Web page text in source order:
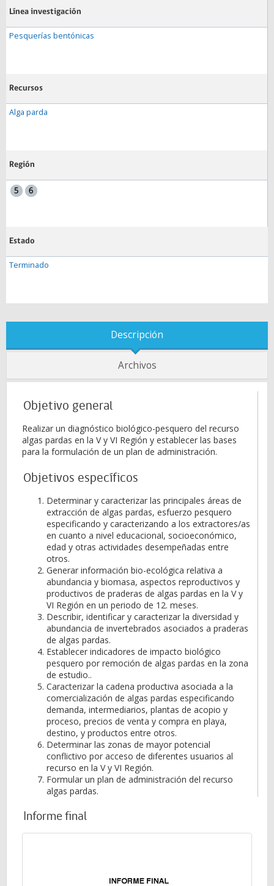
Línea investigación
Pesquerías bentónicas
Recursos
Alga parda
Región
Estado
Terminado
Descripción
Archivos
Objetivo general
Realizar un diagnóstico biológico-pesquero del recurso
algas pardas en la V y VI Región y establecer las bases
para la formulación de un plan de administración.
Objetivos específicos
Determinar y caracterizar las principales áreas de
extracción de algas pardas, esfuerzo pesquero
especificando y caracterizando a los extractores/as
en cuanto a nivel educacional, socioeconómico,
edad y otras actividades desempeñadas entre
otros.
Generar información bio-ecológica relativa a
abundancia y biomasa, aspectos reproductivos y
productivos de praderas de algas pardas en la V y
VI Región en un periodo de 12. meses.
Describir, identificar y caracterizar la diversidad y
abundancia de invertebrados asociados a praderas
de algas pardas.
Establecer indicadores de impacto biológico
pesquero por remoción de algas pardas en la zona
de estudio..
Caracterizar la cadena productiva asociada a la
comercialización de algas pardas especificando
demanda, intermediarios, plantas de acopio y
proceso, precios de venta y compra en playa,
destino, y productos entre otros.
Determinar las zonas de mayor potencial
conflictivo por acceso de diferentes usuarios al
recurso en la V y VI Región.
Formular un plan de administración del recurso
algas pardas.
Informe final